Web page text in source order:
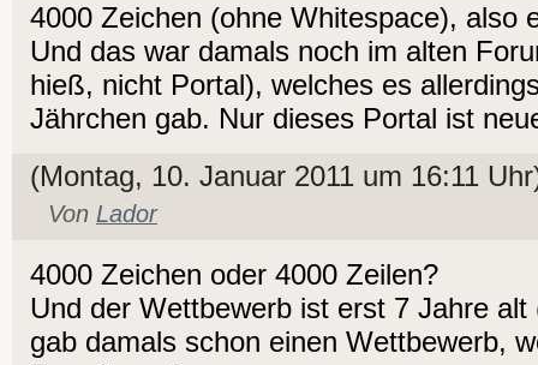
4000 Zeichen (ohne Whitespace), also
Und das war damals noch im alten
hieß, nicht Portal), welches es
Jährchen gab. Nur dieses Portal ist
(Montag, 10. Januar 2011 um 16:11
Von Lador
4000 Zeichen oder 4000 Zeilen?
Und der Wettbewerb ist erst 7 Jahre
gab damals schon einen Wettbewerb,